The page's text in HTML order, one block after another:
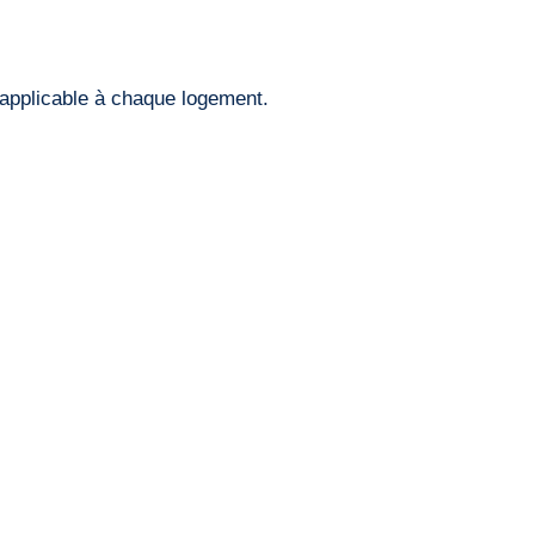
à chaque logement.